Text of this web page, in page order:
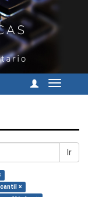
Cambiar
Ir
×